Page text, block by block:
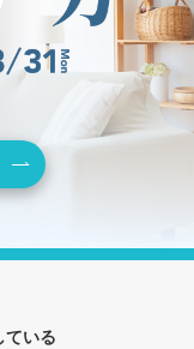
ている